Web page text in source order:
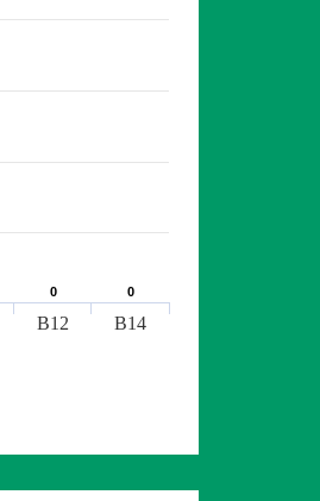
0
0 0
0
B12 B14